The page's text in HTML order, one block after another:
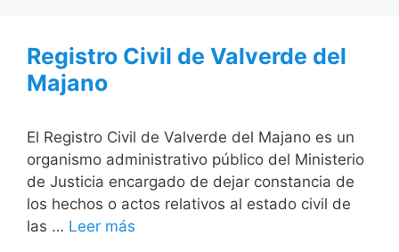
Registro Civil de Valverde del
Majano
El Registro Civil de Valverde del Majano es un
organismo administrativo público del Ministerio
de Justicia encargado de dejar constancia de
los hechos o actos relativos al estado civil de
las … Leer más